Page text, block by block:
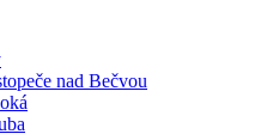
nad Bečvou